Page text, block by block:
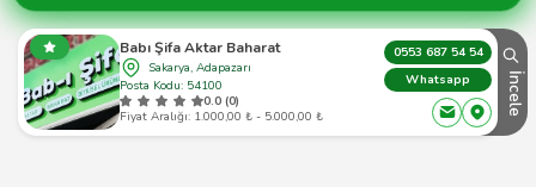
Babı Şifa Aktar Baharat
Sakarya, Adapazarı
Posta Kodu: 54100
0.0 (0)
Fiyat Aralığı: 1.000,00 ₺ - 5.000,00 ₺
0553 687 54 54
Whatsapp
İncele